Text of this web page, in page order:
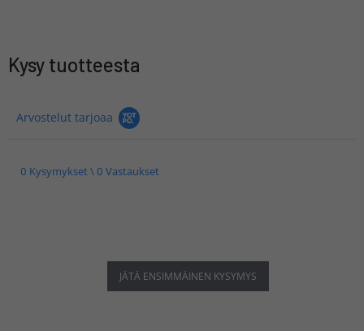
Kysy tuotteesta
Arvostelut tarjoaa
0 Kysymykset \ 0 Vastaukset
JÄTÄ ENSIMMÄINEN KYSYMYS